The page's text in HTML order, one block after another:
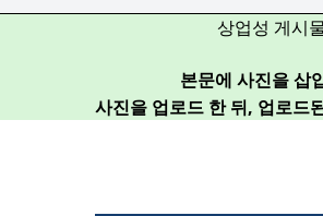
상업성 게시
본문에 사진을 삽
사진을 업로드 한 뒤, 업로드